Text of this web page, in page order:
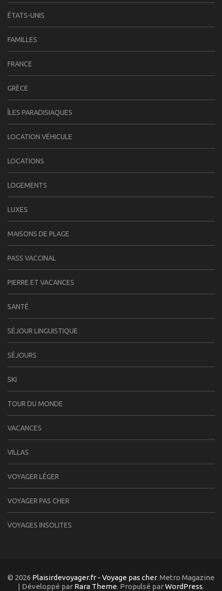
ÉTATS-UNIS
FAMILLES
FRANCE
GRÈCE
ÎLES PARADISIAQUES
LOCATION VÉHICULE
LOCATIONS
LOGEMENTS
LUXES
MAISONS DE PLAGE
PASS VACCINAL
PIERRE ET VACANCES
SANTÉ
SÉJOUR LINGUISTIQUE
SÉJOURS
SKI
TOUR DU MONDE
VACANCES
VILLAS
VOYAGER LÉGER
VOYAGER PAS CHER
VOYAGES INSOLITES
© 2026 Plaisirdevoyager.fr - Voyage pas cher. Metro Magazine
| Développé par Rara Theme. Propulsé parWordPress.